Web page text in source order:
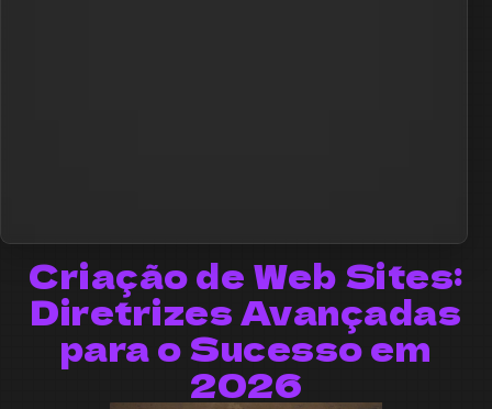
Criação de Web Sites:
Diretrizes Avançadas
para o Sucesso em
2026